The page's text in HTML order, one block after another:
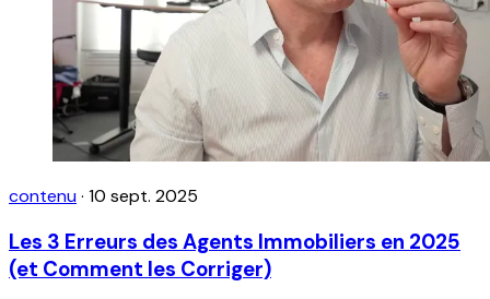
contenu· 10 sept. 2025
Les 3 Erreurs des Agents Immobiliers en 2025
(et Comment les Corriger)